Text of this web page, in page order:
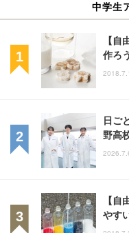
中学生
【自
作ろ
日ご
野高
【自
やす